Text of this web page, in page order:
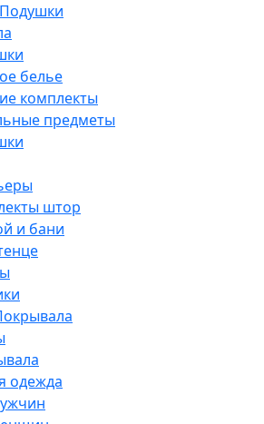
белье
комплекты
предметы
штор
и бани
одежда